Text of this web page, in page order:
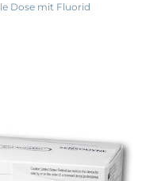
Dose mit Fluorid